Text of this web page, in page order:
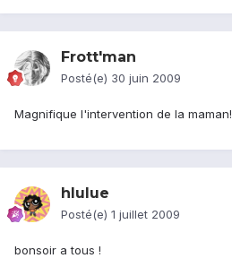
Frott'man
Posté(e) 30 juin 2009
Magnifique l'intervention de la maman!
hlulue
Posté(e) 1 juillet 2009
bonsoir a tous !